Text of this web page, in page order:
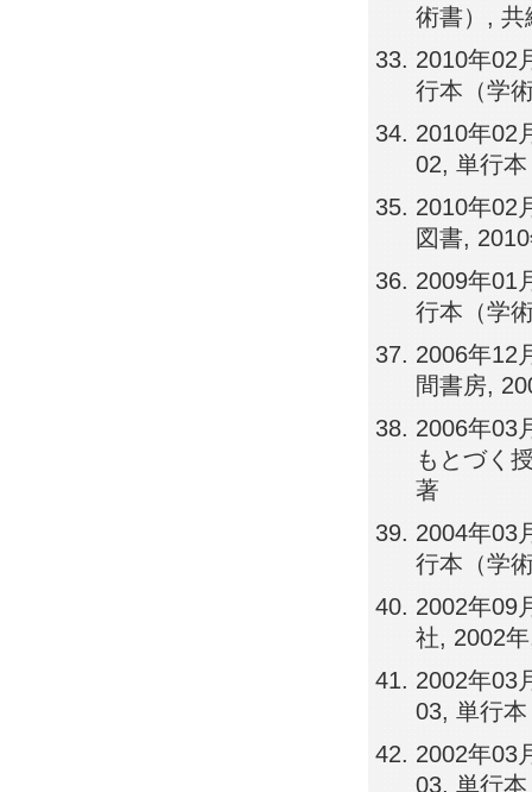
術書）, 共
2010年02
行本（学
2010年02
02, 単行
2010年02
図書,
2009年01
行本（学
2006年12
間書房,
2006年03
もとづく
著
2004年03
行本（学
2002年09
社, 2002
2002年03
03, 単行
2002年03
03, 単行